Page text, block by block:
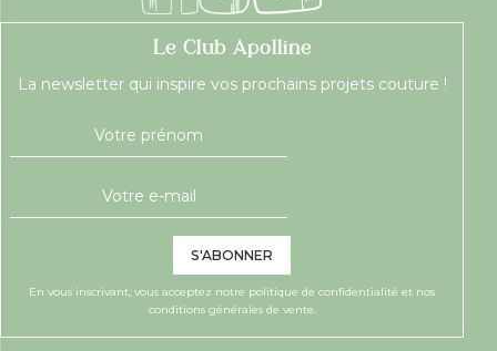
Le Club Apolline
La newsletter qui inspire vos prochains projets couture !
S'ABONNER
En vous inscrivant, vous acceptez notre politique de confidentialité et nos
conditions générales de vente.